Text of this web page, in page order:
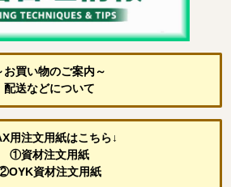
お買い物のご案内～
配送などについて
用注文用紙はこちら↓
①資材注文用紙
資材注文用紙